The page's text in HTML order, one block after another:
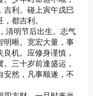
吉利。碰上寅午戌巳
都吉利。
清明节后出生。志气
明晰。宽宏大量，事
机。应修身谨慎，
三十岁前逢盛运，
安然，凡事顺遂，不